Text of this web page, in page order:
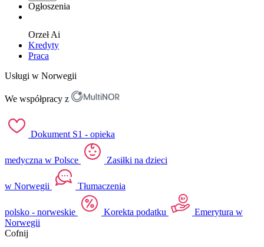
Ogłoszenia
OrzełAi
Kredyty
Praca
Usługi w Norwegii
We współpracy z
Dokument S1 - opieka
medyczna w Polsce Zasiłki na dzieci
w Norwegii Tłumaczenia
polsko - norweskie Korekta podatku
Emerytura w
Norwegii
Cofnij